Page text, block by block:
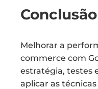
Conclusão
Melhorar a
commerce com
estratégia, testes
aplicar as